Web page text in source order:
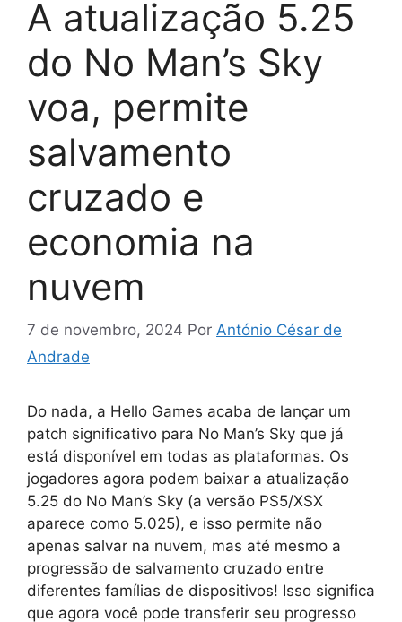
A atualização 5.25
do No Man’s Sky
voa, permite
salvamento
cruzado e
economia na
nuvem
7 de novembro, 2024 Por António César de
Andrade
Do nada, a Hello Games acaba de lançar um
patch significativo para No Man’s Sky que já
está disponível em todas as plataformas. Os
jogadores agora podem baixar a atualização
5.25 do No Man’s Sky (a versão PS5/XSX
aparece como 5.025), e isso permite não
apenas salvar na nuvem, mas até mesmo a
progressão de salvamento cruzado entre
diferentes famílias de dispositivos! Isso significa
que agora você pode transferir seu progresso